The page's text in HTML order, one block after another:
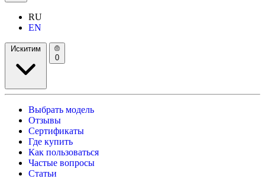
RU
EN
Искитим
0
Выбрать модель
Отзывы
Сертификаты
Где купить
Как пользоваться
Частые вопросы
Статьи